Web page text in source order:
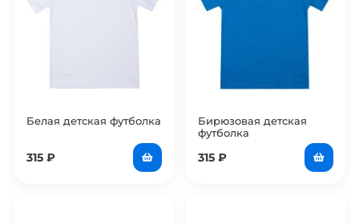
Белая детская футболка
315 ₽
Бирюзовая детская
футболка
315 ₽